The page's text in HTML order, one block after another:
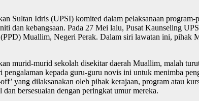
Sultan Idris (UPSI) komited dalam pelaksanaan
dan kebangsaan. Pada 27 Mei lalu, Pusat Kaunseling
Muallim, Negeri Perak. Dalam siri lawatan ini, pihak
murid-murid sekolah disekitar daerah Muallim, malah
kepada guru-guru novis ini untuk menimba
yang dilaksanakan oleh pihak kerajaan, program atau
bersesuaian dengan peringkat umur mereka.